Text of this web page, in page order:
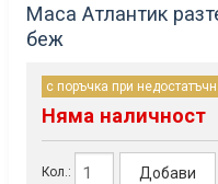
Маса Атлантик
беж
с поръчка при
Няма наличност
Кол.: Добави